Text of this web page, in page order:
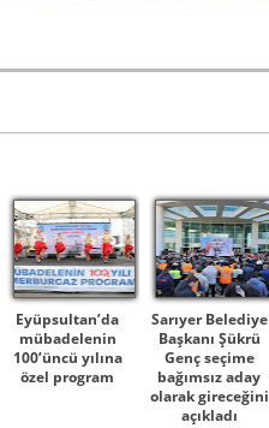
Eyüpsultan’da
mübadelenin
100’üncü yılına
özel program
Sarıyer Belediye
Başkanı Şükrü
Genç seçime
bağımsız aday
olarak gireceğini
açıkladı